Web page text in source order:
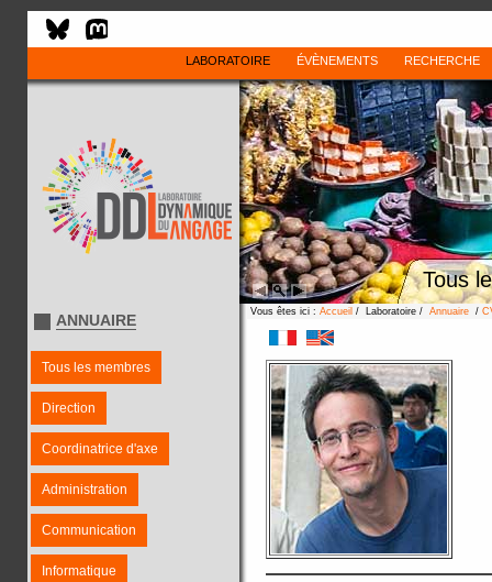
LABORATOIRE ÉVÈNEMENTS RECHERCHE
Tous
ANNUAIRE
Tous les membres
Direction
Coordinatrice d'axe
Administration
Communication
Informatique
Vous êtes ici : Accueil / Laboratoire / Annuaire /